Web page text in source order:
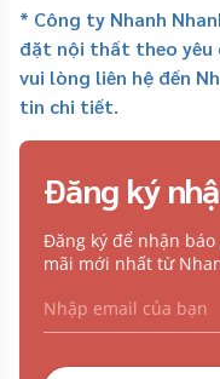
* Công ty Nhanh
đặt nội thất theo yêu
vui lòng liên hệ đến
tin chi tiết.
Đăng ký
Đăng ký để nhận
mãi mới nhất từ